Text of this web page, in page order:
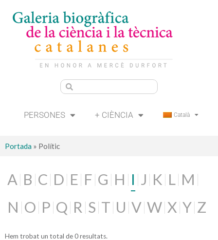
PERSONES + CIÈNCIA Català
Portada » Polític
A B C D E F G H I J K L M
N O P Q R S T U V W X Y Z
Hem trobat un total de 0 resultats.